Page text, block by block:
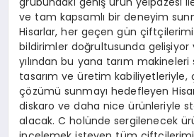
ve tam kapsamlı bir deneyim
Hisarlar, her geçen gün
bildirimler doğrultusunda gelişiyor
yılından bu yana tarım
tasarım ve üretim
çözümü sunmayı hedefleyen
diskaro ve daha nice ürünleriyle
alacak. C holünde sergilenecek